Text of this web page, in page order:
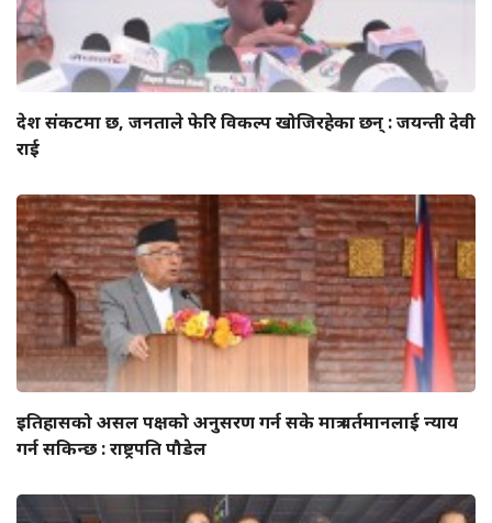
देश संकटमा छ, जनताले फेरि विकल्प खोजिरहेका छन् : जयन्ती देवी
राई
इतिहासको असल पक्षको अनुसरण गर्न सके मात्र वर्तमानलाई न्याय
गर्न सकिन्छ : राष्ट्रपति पौडेल